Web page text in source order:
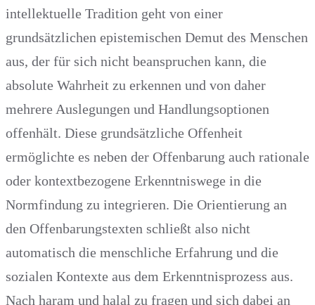
intellektuelle Tradition geht von einer
grundsätzlichen epistemischen Demut des Menschen
aus, der für sich nicht beanspruchen kann, die
absolute Wahrheit zu erkennen und von daher
mehrere Auslegungen und Handlungsoptionen
offenhält. Diese grundsätzliche Offenheit
ermöglichte es neben der Offenbarung auch rationale
oder kontextbezogene Erkenntniswege in die
Normfindung zu integrieren. Die Orientierung an
den Offenbarungstexten schließt also nicht
automatisch die menschliche Erfahrung und die
sozialen Kontexte aus dem Erkenntnisprozess aus.
Nach haram und halal zu fragen und sich dabei an